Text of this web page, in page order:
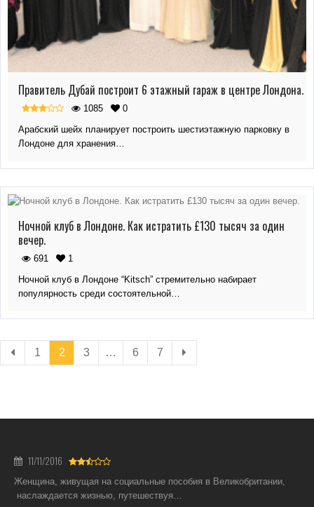
Правитель Дубай построит 6 этажный гараж в центре Лондона.
1085
0
Арабский шейх планирует построить шестиэтажную парковку в
Лондоне для хранения…
Ночной клуб в Лондоне. Как истратить £130 тысяч за один
вечер.
691
1
Ночной клуб в Лондоне “Kitsch” стремительно набирает
популярность среди состоятельной…
1 2 3 … 6 7
11/11/2016
Женщина, живущая на социальные пособия в Великобритании,
наслаждается жизнью, путешествуя…